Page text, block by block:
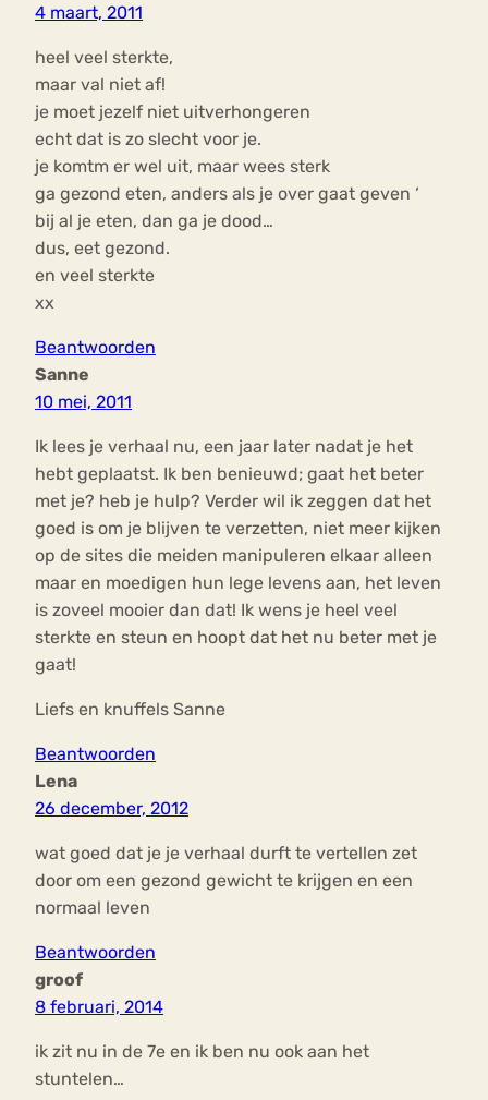
4 maart, 2011
heel veel sterkte,
maar val niet af!
je moet jezelf niet uitverhongeren
echt dat is zo slecht voor je.
je komtm er wel uit, maar wees sterk
ga gezond eten, anders als je over gaat geven ‘
bij al je eten, dan ga je dood…
dus, eet gezond.
en veel sterkte
xx
Beantwoorden
Sanne
10 mei, 2011
Ik lees je verhaal nu, een jaar later nadat je het
hebt geplaatst. Ik ben benieuwd; gaat het beter
met je? heb je hulp? Verder wil ik zeggen dat het
goed is om je blijven te verzetten, niet meer kijken
op de sites die meiden manipuleren elkaar alleen
maar en moedigen hun lege levens aan, het leven
is zoveel mooier dan dat! Ik wens je heel veel
sterkte en steun en hoopt dat het nu beter met je
gaat!
Liefs en knuffels Sanne
Beantwoorden
Lena
26 december, 2012
wat goed dat je je verhaal durft te vertellen zet
door om een gezond gewicht te krijgen en een
normaal leven
Beantwoorden
groof
8 februari, 2014
ik zit nu in de 7e en ik ben nu ook aan het
stuntelen…